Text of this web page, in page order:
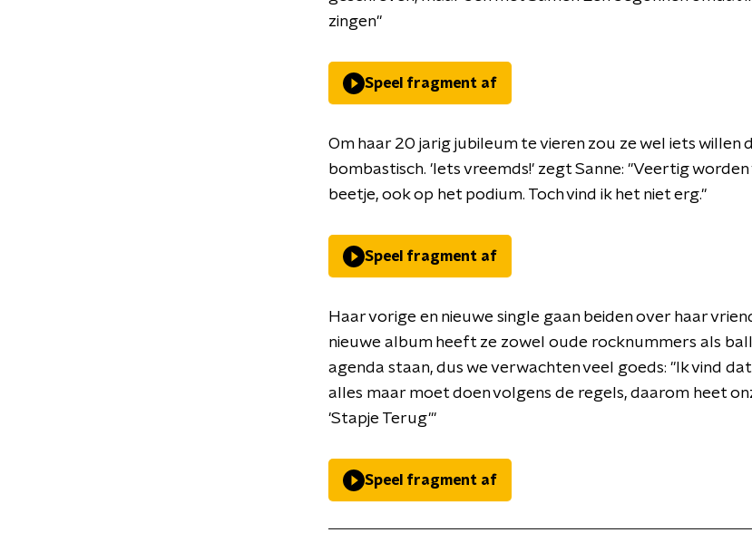
zingen"
Speel fragment af
Om haar 20 jarig jubileum te vieren zou ze wel iets willen
bombastisch. 'Iets vreemds!' zegt Sanne: "Veertig worden
beetje, ook op het podium. Toch vind ik het niet erg."
Speel fragment af
Haar vorige en nieuwe single gaan beiden over haar
nieuwe album heeft ze zowel oude rocknummers als
agenda staan, dus we verwachten veel goeds: "Ik vind
alles maar moet doen volgens de regels, daarom heet
'Stapje Terug'"
Speel fragment af